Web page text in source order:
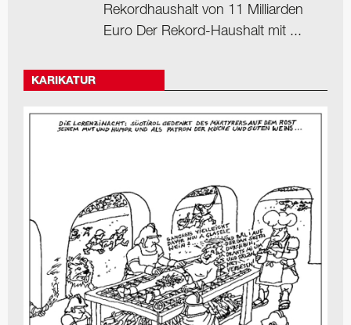
Rekordhaushalt von 11 Milliarden
Euro Der Rekord-Haushalt mit ...
KARIKATUR